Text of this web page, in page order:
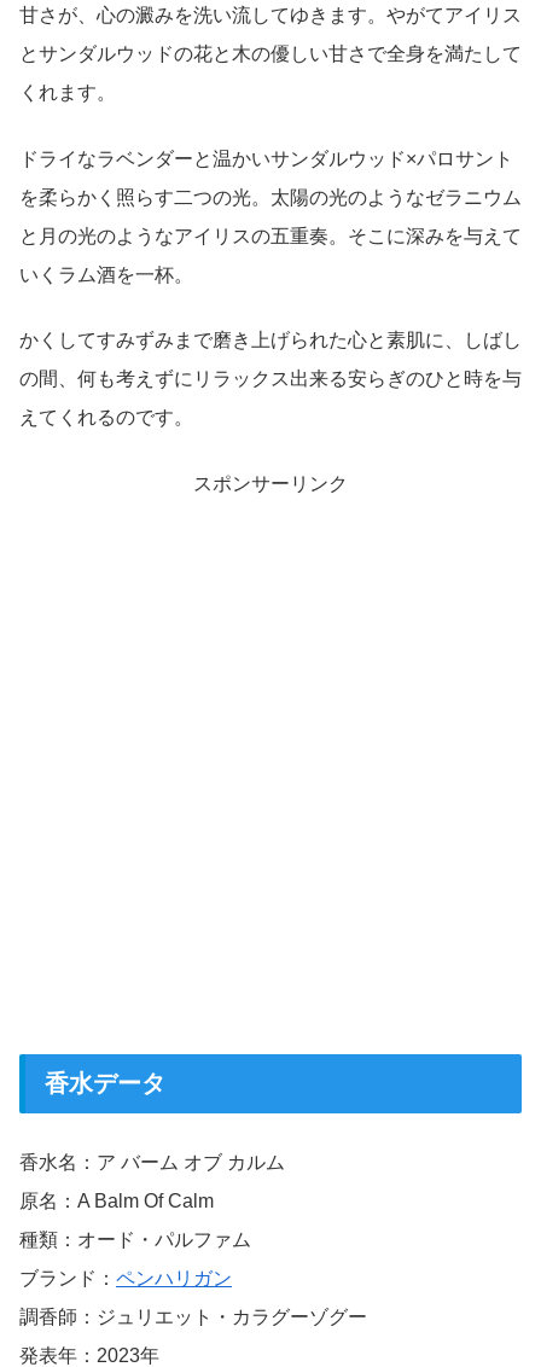
甘さが、心の澱みを洗い流してゆきます。やがてアイリス
とサンダルウッドの花と木の優しい甘さで全身を満たして
くれます。
ドライなラベンダーと温かいサンダルウッド×パロサント
を柔らかく照らす二つの光。太陽の光のようなゼラニウム
と月の光のようなアイリスの五重奏。そこに深みを与えて
いくラム酒を一杯。
かくしてすみずみまで磨き上げられた心と素肌に、しばし
の間、何も考えずにリラックス出来る安らぎのひと時を与
えてくれるのです。
スポンサーリンク
香水データ
香水名：ア バーム オブ カルム
原名：A Balm Of Calm
種類：オード・パルファム
ブランド： ペンハリガン
調香師：ジュリエット・カラグーゾグー
発表年：2023年